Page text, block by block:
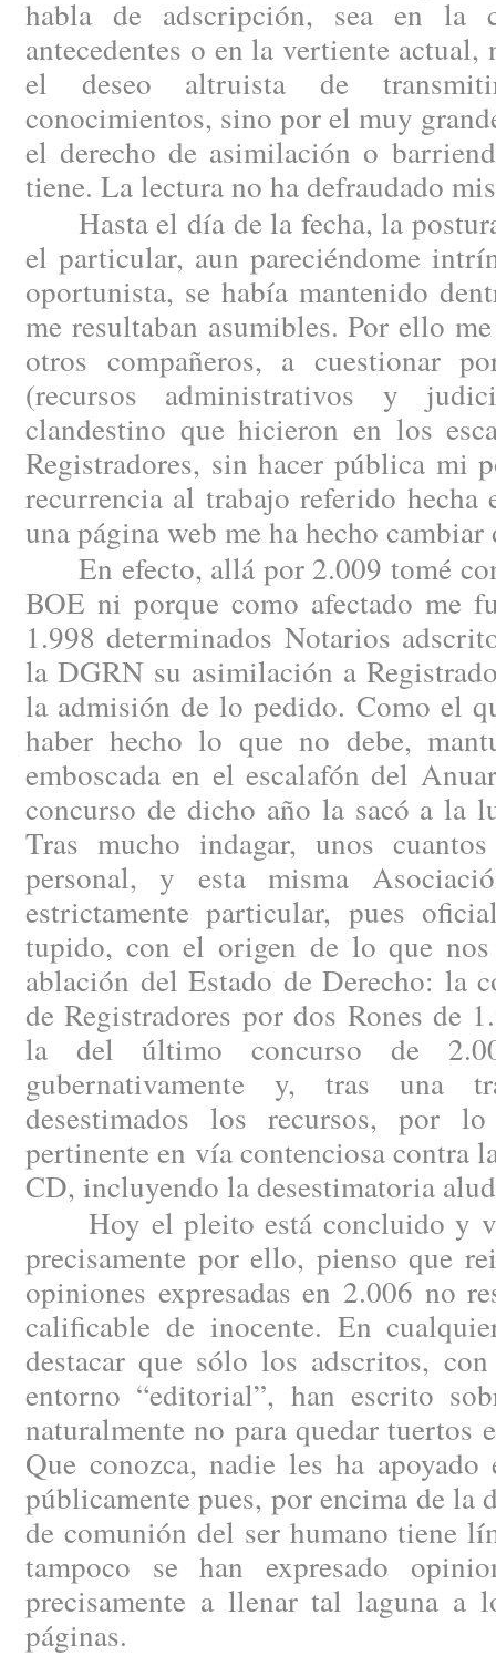
habla de adscripción, sea en la
antecedentes o en la vertiente
el deseo altruista de
conocimientos, sino por el muy
el derecho de asimilación o
tiene. La lectura no ha defraudado
Hasta el día de la fecha, la
el particular, aun pareciéndome
oportunista, se había mantenido
me resultaban asumibles. Por ello
otros compañeros, a cuestionar
(recursos administrativos y
clandestino que hicieron en los
Registradores, sin hacer pública mi
recurrencia al trabajo referido hecha
una página web me ha hecho
En efecto, allá por 2.009 tomé
BOE ni porque como afectado me
1.998 determinados Notarios
la DGRN su asimilación a
la admisión de lo pedido. Como el
haber hecho lo que no debe,
emboscada en el escalafón del
concurso de dicho año la sacó a la
Tras mucho indagar, unos
personal, y esta misma
estrictamente particular, pues
tupido, con el origen de lo que nos
ablación del Estado de Derecho: la
de Registradores por dos Rones de
la del último concurso de
gubernativamente y, tras una
desestimados los recursos, por
pertinente en vía contenciosa contra
CD, incluyendo la desestimatoria
Hoy el pleito está concluido y
precisamente por ello, pienso que
opiniones expresadas en 2.006 no
calificable de inocente. En
destacar que sólo los adscritos,
entorno “editorial”, han escrito
naturalmente no para quedar tuertos
Que conozca, nadie les ha
públicamente pues, por encima de la
de comunión del ser humano tiene
tampoco se han expresado
precisamente a llenar tal laguna a
páginas.